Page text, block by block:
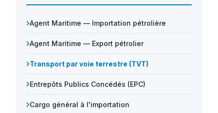
Agent Maritime — Importation pétrolière
Agent Maritime — Export pétrolier
Transport par voie terrestre (TVT)
Entrepôts Publics Concédés (EPC)
Cargo général à l'importation